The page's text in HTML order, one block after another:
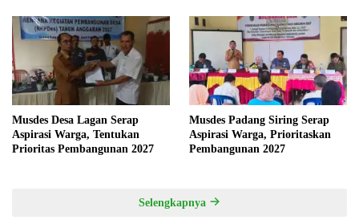
Musdes Desa Lagan Serap
Aspirasi Warga, Tentukan
Prioritas Pembangunan 2027
Musdes Padang Siring Serap
Aspirasi Warga, Prioritaskan
Pembangunan 2027
Selengkapnya